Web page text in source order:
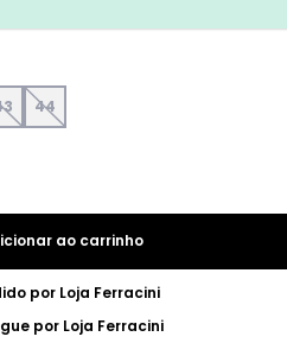
44
ao carrinho
por Loja Ferracini
por Loja Ferracini